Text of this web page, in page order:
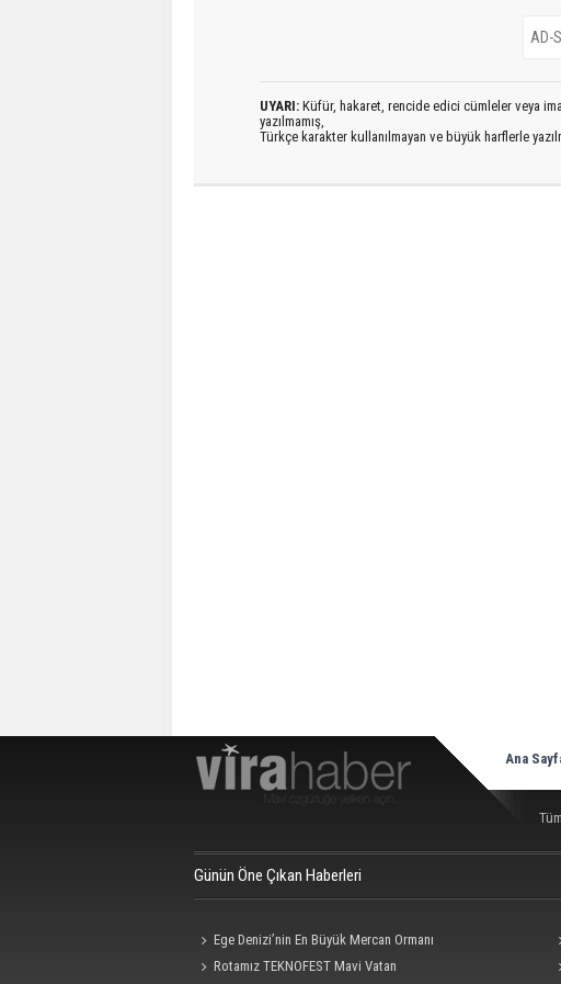
UYARI: Küfür, hakaret, rencide edici cümleler veya
yazılmamış,
Türkçe karakter kullanılmayan ve büyük harflerle
Ana
Günün Öne Çıkan Haberleri
Ege Denizi’nin En Büyük Mercan Ormanı
Rotamız TEKNOFEST Mavi Vatan